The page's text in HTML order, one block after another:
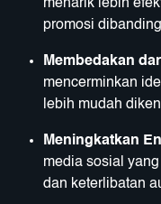
menarik lebih
promosi
Membedakan
mencerminkan
lebih mudah
Meningkatkan
media sosial
dan keterlibatan